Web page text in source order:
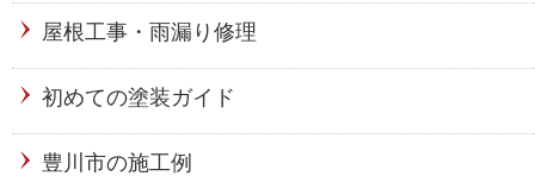
屋根工事・雨漏り修理
初めての塗装ガイド
豊川市の施工例